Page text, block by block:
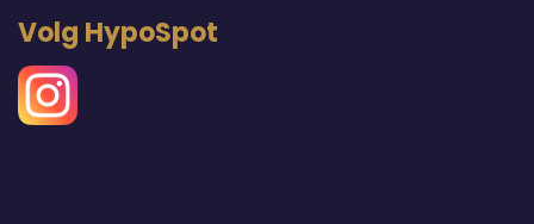
Volg HypoSpot